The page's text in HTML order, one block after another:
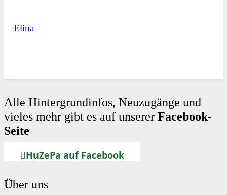
Elina
Alle Hintergrundinfos, Neuzugänge und
vieles mehr gibt es auf unserer Facebook-
Seite
HuZePa auf Facebook
Über uns